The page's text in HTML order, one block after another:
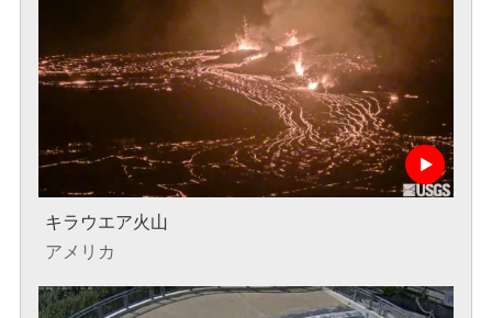
キラウエア火山
アメリカ